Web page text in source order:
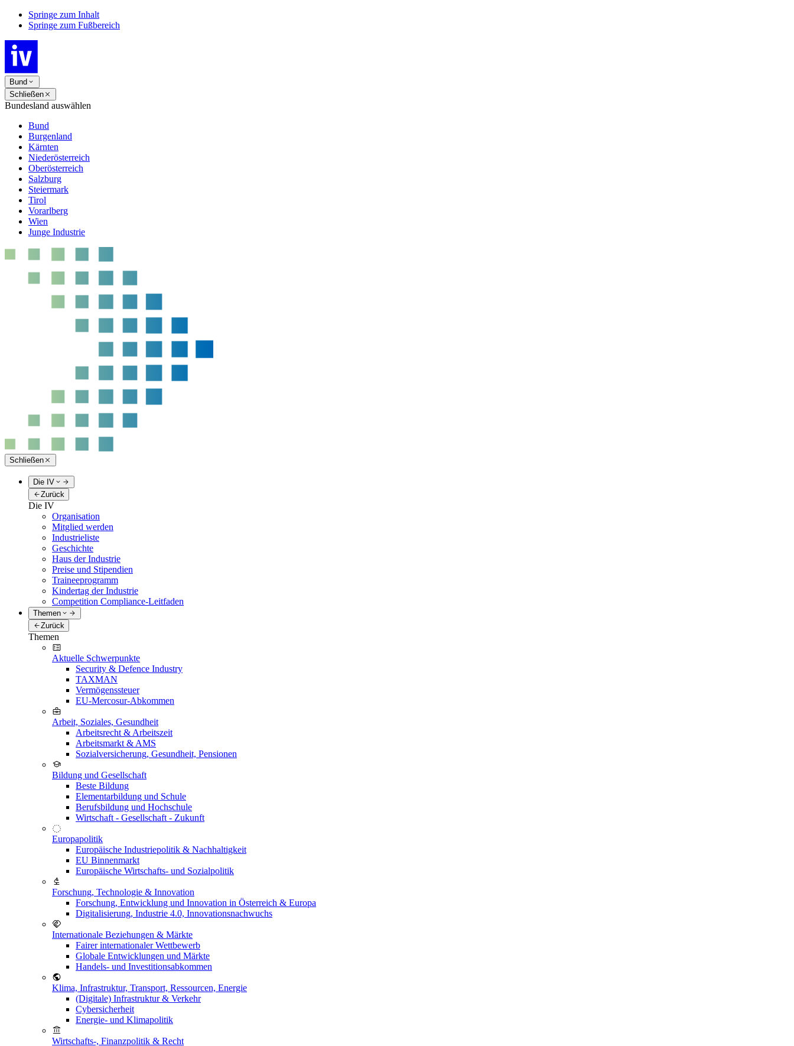
Springe zum Inhalt
Springe zum Fußbereich
Bund
Schließen
Bundesland auswählen
Bund
Burgenland
Kärnten
Niederösterreich
Oberösterreich
Salzburg
Steiermark
Tirol
Vorarlberg
Wien
Junge Industrie
Schließen
Die IV
Zurück
Die IV
Organisation
Mitglied werden
Industrieliste
Geschichte
Haus der Industrie
Preise und Stipendien
Traineeprogramm
Kindertag der Industrie
Competition Compliance-Leitfaden
Themen
Zurück
Themen
Aktuelle Schwerpunkte
Security & Defence Industry
TAXMAN
Vermögenssteuer
EU-Mercosur-Abkommen
Arbeit, Soziales, Gesundheit
Arbeitsrecht & Arbeitszeit
Arbeitsmarkt & AMS
Sozialversicherung, Gesundheit, Pensionen
Bildung und Gesellschaft
Beste Bildung
Elementarbildung und Schule
Berufsbildung und Hochschule
Wirtschaft - Gesellschaft - Zukunft
Europapolitik
Europäische Industriepolitik & Nachhaltigkeit
EU Binnenmarkt
Europäische Wirtschafts- und Sozialpolitik
Forschung, Technologie & Innovation
Forschung, Entwicklung und Innovation in Österreich & Europa
Digitalisierung, Industrie 4.0, Innovationsnachwuchs
Internationale Beziehungen & Märkte
Fairer internationaler Wettbewerb
Globale Entwicklungen und Märkte
Handels- und Investitionsabkommen
Klima, Infrastruktur, Transport, Ressourcen, Energie
(Digitale) Infrastruktur & Verkehr
Cybersicherheit
Energie- und Klimapolitik
Wirtschafts-, Finanzpolitik & Recht